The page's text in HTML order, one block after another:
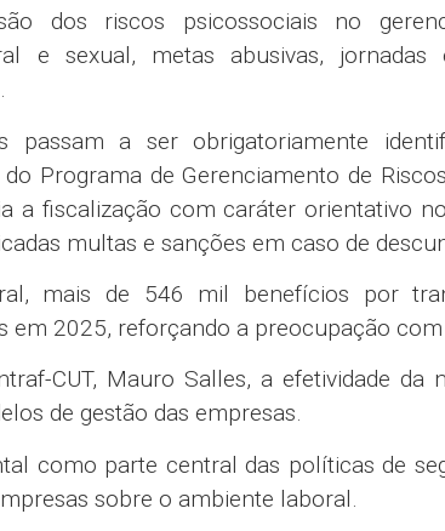
dos riscos psicossociais no
e sexual, metas abusivas, jornadas
a ser obrigatoriamente
Programa de Gerenciamento de
a fiscalização com caráter orientativo
multas e sanções em caso de
mais de 546 mil benefícios por
2025, reforçando a preocupação
CUT, Mauro Salles, a efetividade da
de gestão das empresas.
como parte central das políticas de
sobre o ambiente laboral.